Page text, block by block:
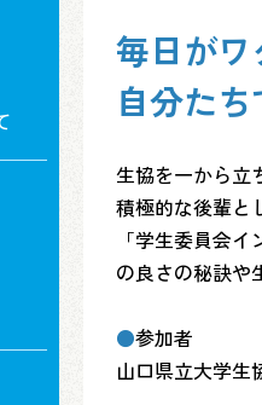
毎日が
自分た
生協を一から立
積極的な後輩と
「学生委員会
の良さの秘訣や
●参加者
山口県立大学生